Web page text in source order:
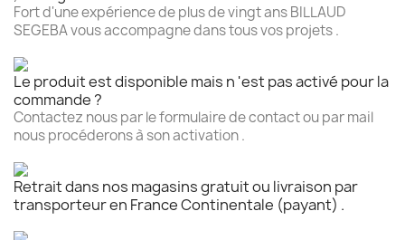
Fort d'une expérience de plus de vingt ans BILLAUD
SEGEBA vous accompagne dans tous vos projets .
Le produit est disponible mais n 'est pas activé pour la
commande ?
Contactez nous par le formulaire de contact ou par mail
nous procéderons à son activation .
Retrait dans nos magasins gratuit ou livraison par
transporteur en France Continentale (payant) .